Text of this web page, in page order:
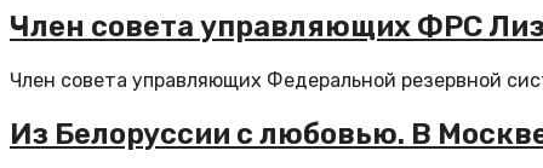
Член совета управляющих ФРС
Член совета управляющих Федеральной резервной
Из Белоруссии с любовью. В